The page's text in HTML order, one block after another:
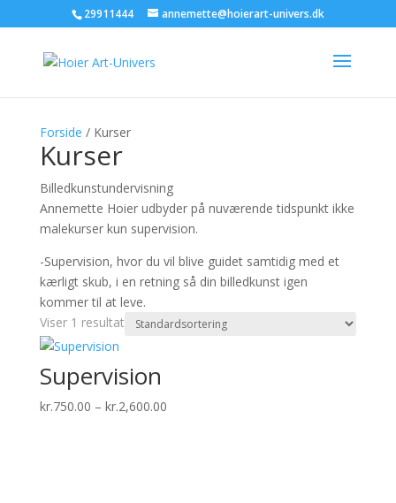
29911444 annemette@hoierart-univers.dk
Forside / Kurser
Kurser
Billedkunstundervisning
Annemette Hoier udbyder på nuværende tidspunkt ikke
malekurser kun supervision.
-Supervision, hvor du vil blive guidet samtidig med et
kærligt skub, i en retning så din billedkunst igen
kommer til at leve.
Viser 1 resultat
Supervision
kr.750.00 – kr.2,600.00Prisinterval: